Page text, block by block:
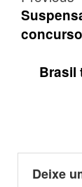
Brasil
Deixe